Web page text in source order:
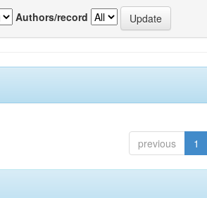
Authors/record
previous 1